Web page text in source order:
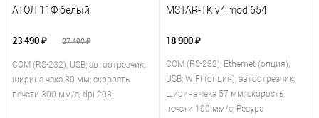
АТОЛ 11Ф белый
23 490 ₽ 27 490 ₽
COM (RS-232); USB; автоотрезчик;
ширина чека 80 мм; скорость
печати 300 мм/с; dpi 203;
MSTAR-TK v4 mod.654
18 900 ₽
COM (RS-232); Ethernet (опция);
USB; WiFi (опция); автоотрезчик;
ширина чека 57 мм; скорость
печати 100 мм/с; Ресурс